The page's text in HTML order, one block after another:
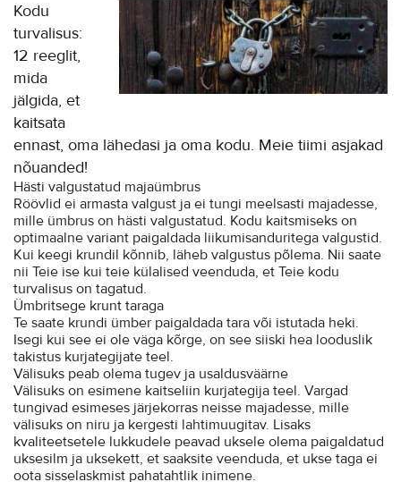
Kodu
turvalisus:
12 reeglit,
mida
jälgida, et
kaitsata
ennast, oma lähedasi ja oma kodu. Meie tiimi asjakad
nõuanded!
Hästi valgustatud majaümbrus
Röövlid ei armasta valgust ja ei tungi meelsasti majadesse,
mille ümbrus on hästi valgustatud. Kodu kaitsmiseks on
optimaalne variant paigaldada liikumisanduritega valgustid.
Kui keegi krundil kõnnib, läheb valgustus põlema. Nii saate
nii Teie ise kui teie külalised veenduda, et Teie kodu
turvalisus on tagatud.
Ümbritsege krunt taraga
Te saate krundi ümber paigaldada tara või istutada heki.
Isegi kui see ei ole väga kõrge, on see siiski hea looduslik
takistus kurjategijate teel.
Välisuks peab olema tugev ja usaldusväärne
Välisuks on esimene kaitseliin kurjategija teel. Vargad
tungivad esimeses järjekorras neisse majadesse, mille
välisuks on niru ja kergesti lahtimuugitav. Lisaks
kvaliteetsetele lukkudele peavad uksele olema paigaldatud
uksesilm ja uksekett, et saaksite veenduda, et ukse taga ei
oota sisselaskmist pahatahtlik inimene.